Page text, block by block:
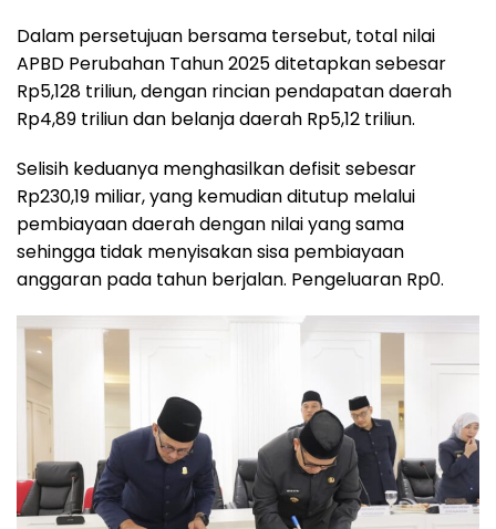
Dalam persetujuan bersama tersebut, total nilai
APBD Perubahan Tahun 2025 ditetapkan sebesar
Rp5,128 triliun, dengan rincian pendapatan daerah
Rp4,89 triliun dan belanja daerah Rp5,12 triliun.
Selisih keduanya menghasilkan defisit sebesar
Rp230,19 miliar, yang kemudian ditutup melalui
pembiayaan daerah dengan nilai yang sama
sehingga tidak menyisakan sisa pembiayaan
anggaran pada tahun berjalan. Pengeluaran Rp0.